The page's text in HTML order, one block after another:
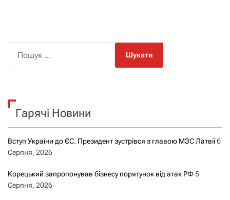
к
Гарячі Новини
Вступ України до ЄС. Президент зустрівся з главою МЗС Латвії6
Серпня, 2026
Корецький запропонував бізнесу порятунок від атак РФ5
Серпня, 2026